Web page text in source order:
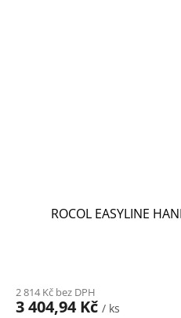
ROCOL EASYLINE
2 814 Kč bez DPH
3 404,94 Kč / ks